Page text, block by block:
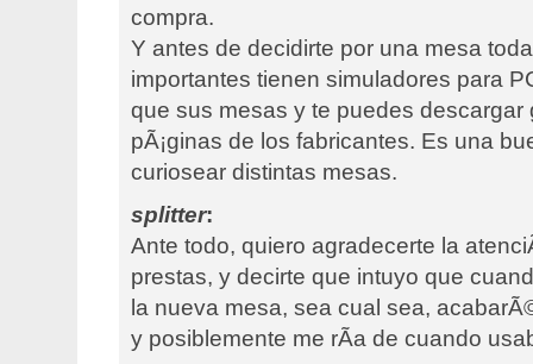
compra.
Y antes de decidirte por una mesa
importantes tienen simuladores para
que sus mesas y te puedes descargar
pÃ¡ginas de los fabricantes. Es una
curiosear distintas mesas.
splitter:
Ante todo, quiero agradecerte la
prestas, y decirte que intuyo que
la nueva mesa, sea cual sea,
y posiblemente me rÃ­a de cuando